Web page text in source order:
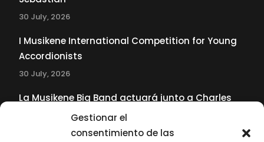
Gestionar el
consentimiento de las
30 July, 2026
I Musikene International Competition for Young
Accordionists
30 July, 2026
La Musikene Big Band actuará junto a Charles
Tolliver en el 61 Jazzaldia